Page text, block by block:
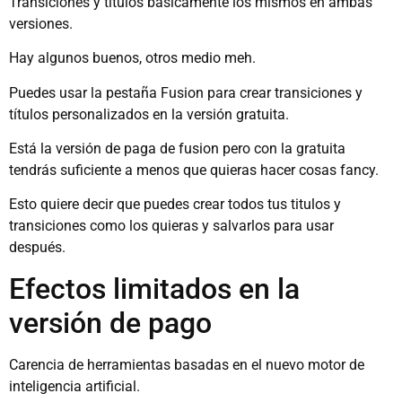
versiones.
Hay algunos buenos, otros medio meh.
Puedes usar la pestaña Fusion para crear transiciones y
títulos personalizados en la versión gratuita.
Está la versión de paga de fusion pero con la gratuita
tendrás suficiente a menos que quieras hacer cosas fancy.
Esto quiere decir que puedes crear todos tus titulos y
transiciones como los quieras y salvarlos para usar
después.
Efectos limitados en la
versión de pago
Carencia de herramientas basadas en el nuevo motor de
inteligencia artificial.